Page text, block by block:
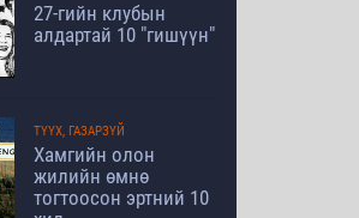
27-гийн клубын
алдартай 10 "гишүүн"
ТҮҮХ, ГАЗАРЗҮЙ
Хамгийн олон
жилийн өмнө
тогтоосон эртний 10